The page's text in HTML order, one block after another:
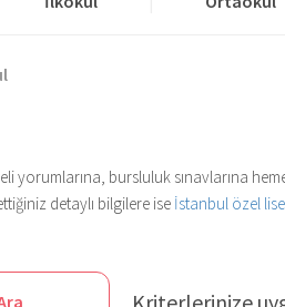
yorumlarına, bursluluk sınavlarına
detaylı bilgilere ise İstanbul özel
Kriterlerinize